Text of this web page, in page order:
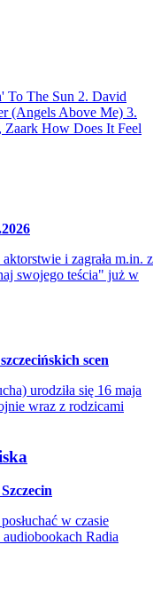
To The Sun 2. David
(Angels Above Me) 3.
Zaark How Does It Feel
i zagrała m.in. z
swojego teścia" już w
scen
urodziła się 16 maja
wraz z rodzicami
w czasie
Radia